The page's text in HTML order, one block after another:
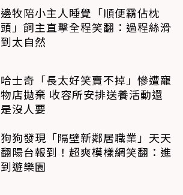
邊牧陪小主人睡覺「順便霸佔枕
頭」飼主直擊全程笑翻：過程絲滑
到太自然
哈士奇「長太好笑賣不掉」慘遭寵
物店拋棄 收容所安排送養活動還
是沒人要
狗狗發現「隔壁新鄰居職業」天天
翻陽台報到！超爽模樣網笑翻：進
到遊樂園